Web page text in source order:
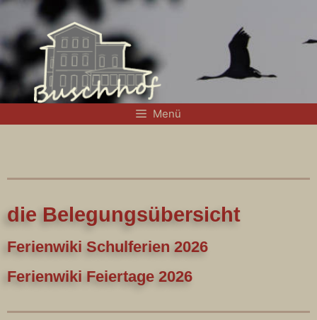
Menü
die Belegungsübersicht
Ferienwiki Schulferien 2026
Ferienwiki Feiertage 2026